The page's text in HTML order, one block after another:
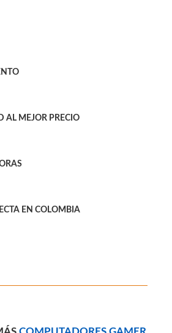
6 meses únicamente por hardware.
AL MEJOR PRECIO